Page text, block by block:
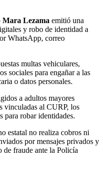
Mara Lezama emitió una
y robo de identidad a
WhatsApp, correo
multas vehiculares,
sociales para engañar a las
o datos personales.
a adultos mayores
vinculadas al CURP, los
para robar identidades.
estatal no realiza cobros ni
por mensajes privados y
de fraude ante la Policía